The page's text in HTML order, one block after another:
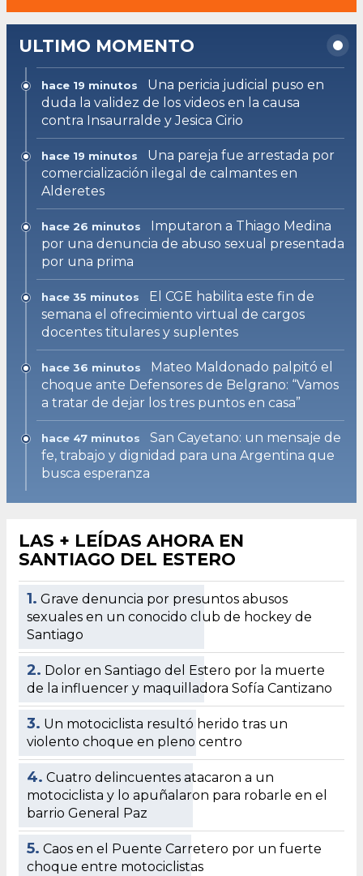
ULTIMO MOMENTO
hace 19 minutos
Una pericia judicial puso en
duda la validez de los videos en la causa
contra Insaurralde y Jesica Cirio
hace 19 minutos
Una pareja fue arrestada por
comercialización ilegal de calmantes en
Alderetes
hace 26 minutos
Imputaron a Thiago Medina
por una denuncia de abuso sexual presentada
por una prima
hace 35 minutos
El CGE habilita este fin de
semana el ofrecimiento virtual de cargos
docentes titulares y suplentes
hace 36 minutos
Mateo Maldonado palpitó el
choque ante Defensores de Belgrano: “Vamos
a tratar de dejar los tres puntos en casa”
hace 47 minutos
San Cayetano: un mensaje de
fe, trabajo y dignidad para una Argentina que
busca esperanza
LAS + LEÍDAS AHORA EN
SANTIAGO DEL ESTERO
1. Grave denuncia por presuntos abusos
sexuales en un conocido club de hockey de
Santiago
2. Dolor en Santiago del Estero por la muerte
de la influencer y maquilladora Sofía Cantizano
3. Un motociclista resultó herido tras un
violento choque en pleno centro
4. Cuatro delincuentes atacaron a un
motociclista y lo apuñalaron para robarle en el
barrio General Paz
5. Caos en el Puente Carretero por un fuerte
choque entre motociclistas